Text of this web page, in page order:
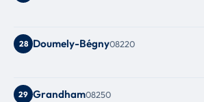
28 Doumely-Bégny08220
29 Grandham08250